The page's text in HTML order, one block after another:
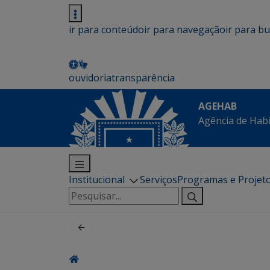
ir para conteúdoir para navegaçãoir para
ouvidoriatransparência
AGEHAB
Agência de
Institucional ServiçosProgramas e
Pesquisar
por: